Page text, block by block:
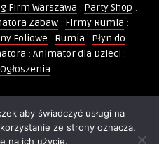
Firm Warszawa : Party Shop :
Zabaw : Firmy Rumia :
Foliowe : Rumia : Płyn do
: Animator dla Dzieci :
- Kopiowanie, powielanie i
grafik jest zabronione -
aby świadczyć usługi na
ze strony oznacza,
na ich użycie.